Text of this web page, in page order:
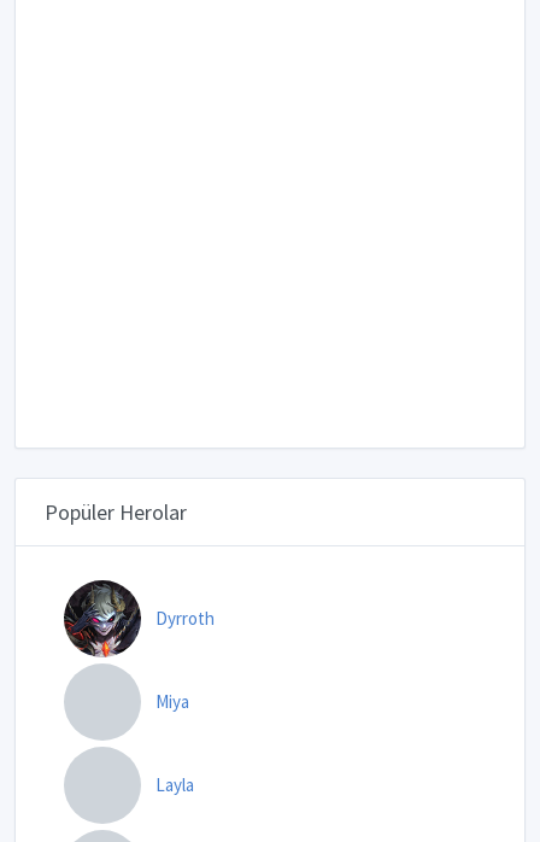
Popüler Herolar
Dyrroth
Miya
Layla